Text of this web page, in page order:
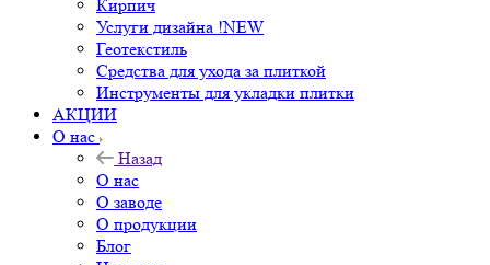
Кирпич
Услуги дизайна !NEW
Геотекстиль
Средства для ухода за плиткой
Инструменты для укладки плитки
АКЦИИ
О нас
Назад
О нас
О заводе
О продукции
Блог